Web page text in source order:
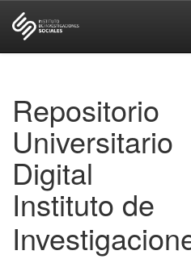
Repositorio
Universitario
Digital
Instituto de